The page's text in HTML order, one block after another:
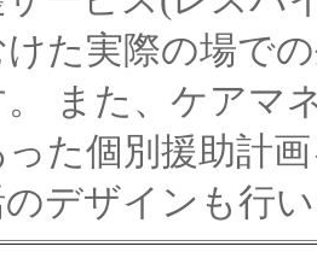
けた実際の場で
。 また、ケアマ
った個別援助計
デザインも行